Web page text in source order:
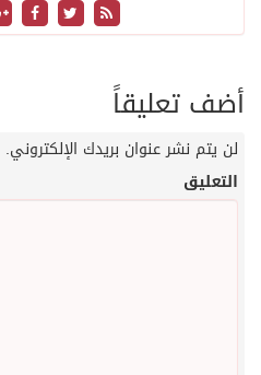
أضف تعليقاً
لن يتم نشر عنوان بريدك الإلكتروني.
التعليق